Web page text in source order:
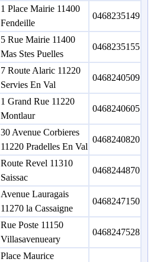
1 Place Mairie 11400
Fendeille
0468235149
5 Rue Mairie 11400
Mas Stes Puelles
0468235155
7 Route Alaric 11220
Servies En Val
0468240509
1 Grand Rue 11220
Montlaur
0468240605
30 Avenue Corbieres
11220 Pradelles En Val
0468240820
Route Revel 11310
Saissac
0468244870
Avenue Lauragais
11270 la Cassaigne
0468247150
Rue Poste 11150
Villasavenueary
0468247528
Place Maurice